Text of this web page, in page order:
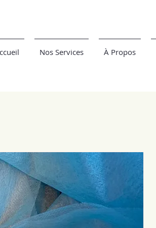
Nos Services À Propos